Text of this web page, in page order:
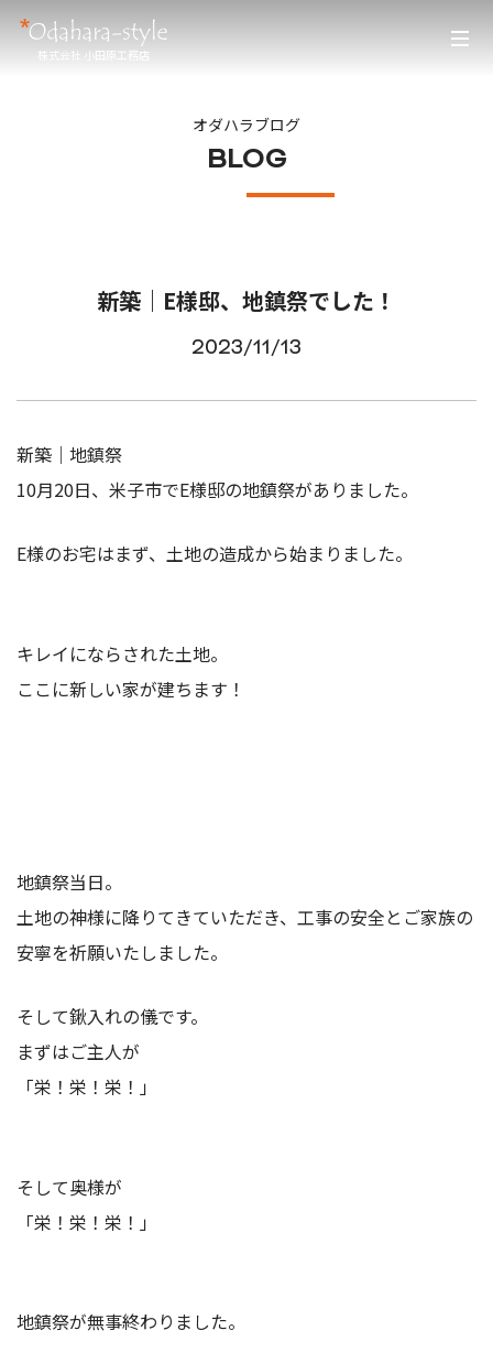
株式会社 小田原工務店
オダハラブログ
BLOG
新築｜E様邸、地鎮祭でした！
2023/11/13
新築｜地鎮祭
10月20日、米子市でE様邸の地鎮祭がありました。
E様のお宅はまず、土地の造成から始まりました。
キレイにならされた土地。
ここに新しい家が建ちます！
地鎮祭当日。
土地の神様に降りてきていただき、工事の安全とご家族の
安寧を祈願いたしました。
そして鍬入れの儀です。
まずはご主人が
「栄！栄！栄！」
そして奥様が
「栄！栄！栄！」
地鎮祭が無事終わりました。